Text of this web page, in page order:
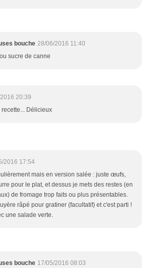
bouche 28/06/2016 11:40
sucre de canne
20:39
recette... Délicieux
2016 17:54
mais en version salée : juste œufs,
pour le plat, et dessus je mets des restes (en
de fromage trop faits ou plus présentables.
râpé pour gratiner (facultatif) et c'est parti !
une salade verte.
bouche 17/05/2016 08:03